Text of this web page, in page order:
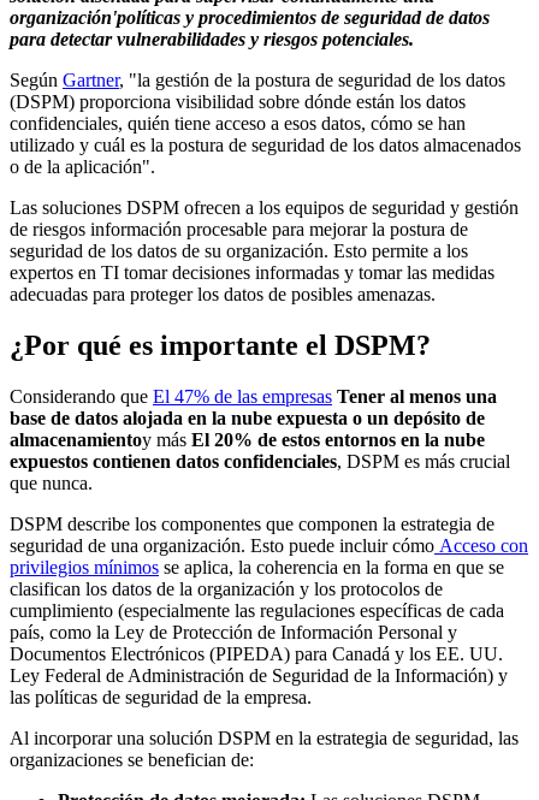
organización'políticas y procedimientos de seguridad de datos
para detectar vulnerabilidades y riesgos potenciales.
Según Gartner, "la gestión de la postura de seguridad de los datos
(DSPM) proporciona visibilidad sobre dónde están los datos
confidenciales, quién tiene acceso a esos datos, cómo se han
utilizado y cuál es la postura de seguridad de los datos almacenados
o de la aplicación".
Las soluciones DSPM ofrecen a los equipos de seguridad y gestión
de riesgos información procesable para mejorar la postura de
seguridad de los datos de su organización. Esto permite a los
expertos en TI tomar decisiones informadas y tomar las medidas
adecuadas para proteger los datos de posibles amenazas.
¿Por qué es importante el DSPM?
Considerando que El 47% de las empresas Tener al menos una
base de datos alojada en la nube expuesta o un depósito de
almacenamientoy más El 20% de estos entornos en la nube
expuestos contienen datos confidenciales, DSPM es más crucial
que nunca.
DSPM describe los componentes que componen la estrategia de
seguridad de una organización. Esto puede incluir cómo Acceso con
privilegios mínimos se aplica, la coherencia en la forma en que se
clasifican los datos de la organización y los protocolos de
cumplimiento (especialmente las regulaciones específicas de cada
país, como la Ley de Protección de Información Personal y
Documentos Electrónicos (PIPEDA) para Canadá y los EE. UU.
Ley Federal de Administración de Seguridad de la Información) y
las políticas de seguridad de la empresa.
Al incorporar una solución DSPM en la estrategia de seguridad, las
organizaciones se benefician de: